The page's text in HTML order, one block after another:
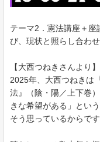
テーマ2．憲法講座＋
び、現状と照らし合わ
【大西つねきさんより】
2025年、大西つねきは
法』（陰・陽／上下巻
きな希望がある」とい
そう思っているからです